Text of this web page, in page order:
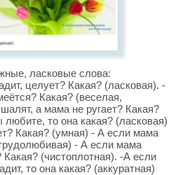
ласковые слова:
целует? Какая? (ласковая). -
Какая? (веселая,
а мама не ругает? Какая?
то она какая? (ласковая)
Какая? (умная) - А если мама
- А если мама
Какая? (чистоплотная). -А если
то она какая? (аккуратная)